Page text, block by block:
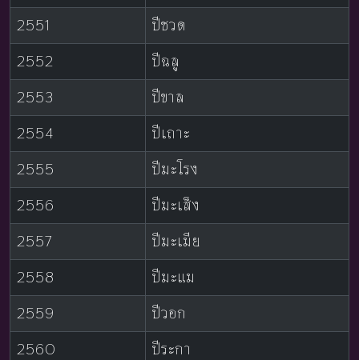
2551
ปีชวด
2552
ปีฉลู
2553
ปีขาล
2554
ปีเถาะ
2555
ปีมะโรง
2556
ปีมะเส็ง
2557
ปีมะเมีย
2558
ปีมะแม
2559
ปีวอก
2560
ปีระกา